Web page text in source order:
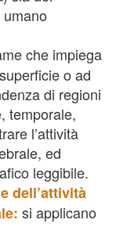
che impiega
o ad
di regioni
temporale,
l’attività
ed
leggibile.
dell’attività
si applicano